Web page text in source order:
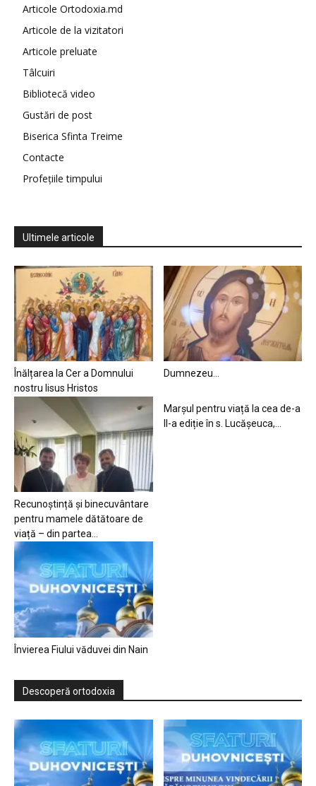
Articole Ortodoxia.md
Articole de la vizitatori
Articole preluate
Tâlcuiri
Bibliotecă video
Gustări de post
Biserica Sfinta Treime
Contacte
Profețiile timpului
Ultimele articole
Înălțarea la Cer a Domnului
nostru Iisus Hristos
Dumnezeu…
Recunoștință și binecuvântare
pentru mamele dătătoare de
viață – din partea...
Marșul pentru viață la cea de-a
II-a ediție în s. Lucășeuca,...
Învierea Fiului văduvei din Nain
Descoperă ortodoxia